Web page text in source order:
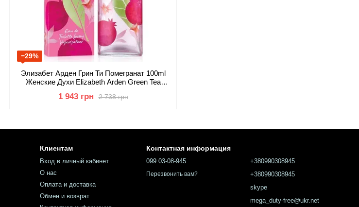
−29%
Элизабет Арден Грин Ти Помегранат 100ml
Женские Духи Elizabeth Arden Green Tea
2 738 грн
1 943 грн
Клиентам
Вход в личный кабинет
О нас
Оплата и доставка
Обмен и возврат
Контактная информация
099 03-08-945
Перезвонить вам?
+380990308945
+380990308945
skype
mega_duty-free@ukr.net